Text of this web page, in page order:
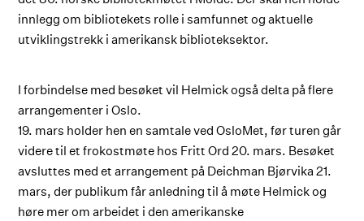
innlegg om bibliotekets rolle i samfunnet og aktuelle
utviklingstrekk i amerikansk biblioteksektor.
I forbindelse med besøket vil Helmick også delta på flere
arrangementer i Oslo.
19. mars holder hen en samtale ved OsloMet, før turen går
videre til et frokostmøte hos Fritt Ord 20. mars. Besøket
avsluttes med et arrangement på Deichman Bjørvika 21.
mars, der publikum får anledning til å møte Helmick og
høre mer om arbeidet i den amerikanske